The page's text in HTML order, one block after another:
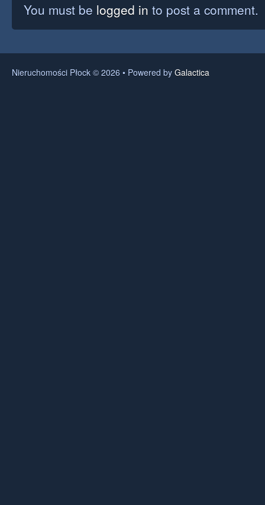
You must be logged in to post a comment.
Nieruchomości Płock © 2026 • Powered by Galactica